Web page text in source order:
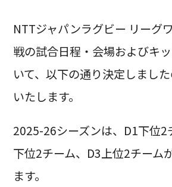
NTTジャパンラグビー リーグ
戦の試合日程・会場およびキ
いて、以下の通り決定しまし
いたします。
2025-26シーズンは、D1下位2
下位2チーム、D3上位2チーム
ます。